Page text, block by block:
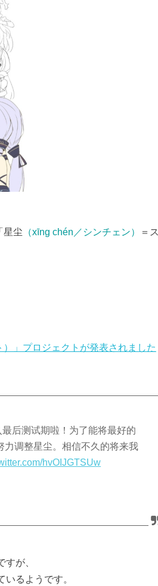
星尘 （xīng chén／シンチェン）
＝ス
」プロジェクトが発表されました
后测试期啦！为了能将最好的
力调整星尘。相信不久的将来我
hvOIJGTSUw
が、
るようです。